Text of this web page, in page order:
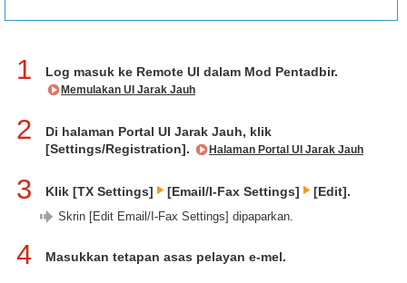
1 Log masuk ke Remote UI dalam Mod Pentadbir.
Memulakan UI Jarak Jauh
2
Di halaman Portal UI Jarak Jauh, klik
[Settings/Registration].
Halaman Portal UI Jarak Jauh
3 Klik [TX Settings] [Email/I-Fax Settings] [Edit].
Skrin [Edit Email/I-Fax Settings] dipaparkan.
4 Masukkan tetapan asas pelayan e-mel.